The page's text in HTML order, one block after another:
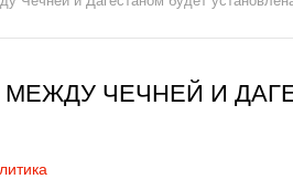
ЧЕЧНЕЙ И